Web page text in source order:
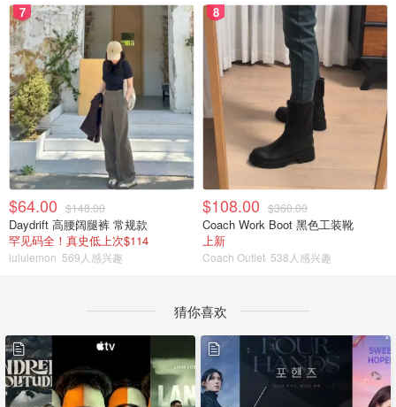
7
$64.00 $148.00
Daydrift 高腰阔腿裤 常规款
罕见码全！真史低上次$114
lululemon 569人感兴趣
8
$108.00 $360.00
Coach Work Boot 黑色工装靴
上新
Coach Outlet 538人感兴趣
猜你喜欢